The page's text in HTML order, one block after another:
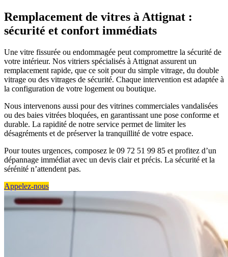
Remplacement de vitres à Attignat :
sécurité et confort immédiats
Une vitre fissurée ou endommagée peut compromettre la sécurité de
votre intérieur. Nos vitriers spécialisés à Attignat assurent un
remplacement rapide, que ce soit pour du simple vitrage, du double
vitrage ou des vitrages de sécurité. Chaque intervention est adaptée à
la configuration de votre logement ou boutique.
Nous intervenons aussi pour des vitrines commerciales vandalisées
ou des baies vitrées bloquées, en garantissant une pose conforme et
durable. La rapidité de notre service permet de limiter les
désagréments et de préserver la tranquillité de votre espace.
Pour toutes urgences, composez le 09 72 51 99 85 et profitez d’un
dépannage immédiat avec un devis clair et précis. La sécurité et la
sérénité n’attendent pas.
Appelez-nous